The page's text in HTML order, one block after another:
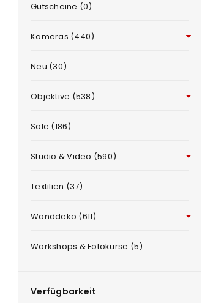
Passwort
Gutscheine (0)
Kameras (440)
Neu (30)
Objektive (538)
Sale (186)
Studio & Video (590)
Textilien (37)
Wanddeko (611)
Workshops & Fotokurse (5)
Verfügbarkeit